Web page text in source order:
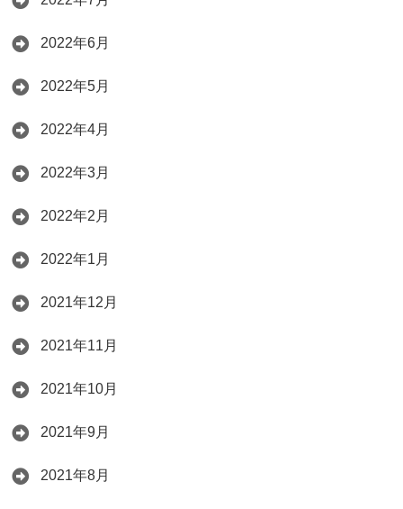
2022年6月
2022年5月
2022年4月
2022年3月
2022年2月
2022年1月
2021年12月
2021年11月
2021年10月
2021年9月
2021年8月